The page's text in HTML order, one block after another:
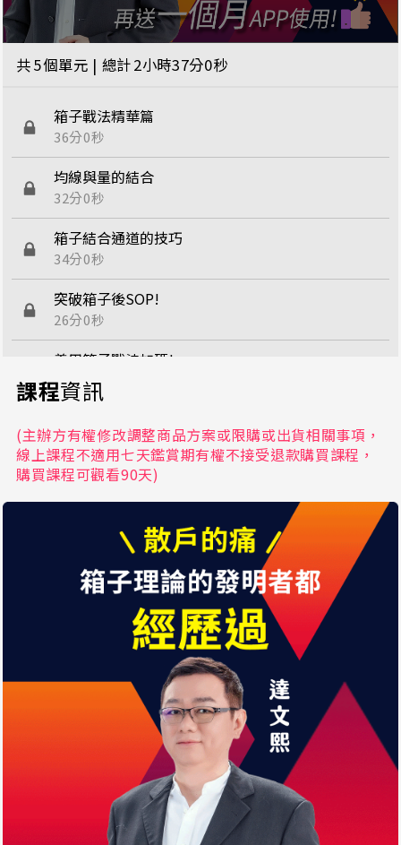
共5個單元 | 總計2小時37分0秒
箱子戰法精華篇
36分0秒
均線與量的結合
32分0秒
箱子結合通道的技巧
34分0秒
突破箱子後SOP!
26分0秒
善用箱子戰法加碼!
29分0秒
課程資訊
(主辦方有權修改調整商品方案或限購或出貨相關事項，
線上課程不適用七天鑑賞期有權不接受退款購買課程，
購買課程可觀看90天)